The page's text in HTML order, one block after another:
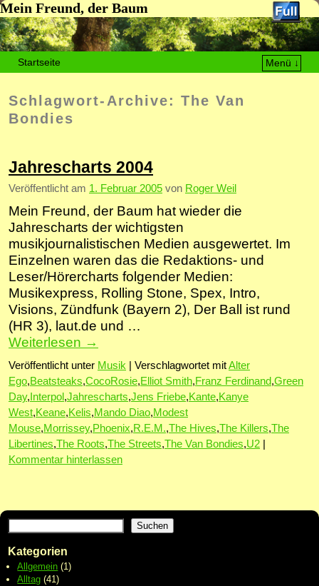
Mein Freund, der Baum
Startseite
Menü ↓
Schlagwort-Archive: The Van
Bondies
Jahrescharts 2004
Veröffentlicht am 1. Februar 2005 von Roger Weil
Mein Freund, der Baum hat wieder die
Jahrescharts der wichtigsten
musikjournalistischen Medien ausgewertet. Im
Einzelnen waren das die Redaktions- und
Leser/Hörercharts folgender Medien:
Musikexpress, Rolling Stone, Spex, Intro,
Visions, Zündfunk (Bayern 2), Der Ball ist rund
(HR 3), laut.de und …
Weiterlesen →
Veröffentlicht unter Musik Verschlagwortet mitAlter
Ego,Beatsteaks,CocoRosie,Elliot Smith,Franz Ferdinand,Green
Day, Interpol ,Jahrescharts,Jens Friebe,Kante,Kanye
West,Keane,Kelis,Mando Diao,Modest
Mouse,Morrissey,Phoenix,R.E.M.,The Hives,The Killers,The
Libertines,The Roots,The Streets,The Van Bondies,U2
Kommentar hinterlassen
Suchen
Kategorien
Allgemein (1)
Alltag (41)